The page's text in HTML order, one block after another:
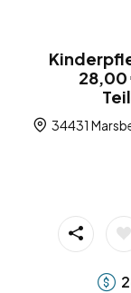
28,00
34431